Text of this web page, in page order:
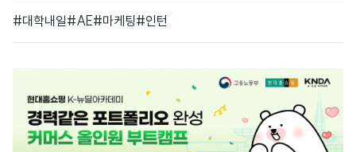
#대학내일#AE#마케팅#인턴